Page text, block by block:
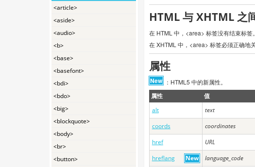
<article>
<aside>
<audio>
<b>
<base>
<basefont>
<bdi>
<bdo>
<big>
<blockquote>
<body>
<br>
<button>
HTML 与 XHTML 之
在 HTML 中，<area> 标签没有结束标签。
在 XHTML 中，<area> 标签必须正确地关
属性
New
：HTML5 中的新属性。
属性
值
alt
text
coords
coordinates
href
URL
hreflang
New language_code